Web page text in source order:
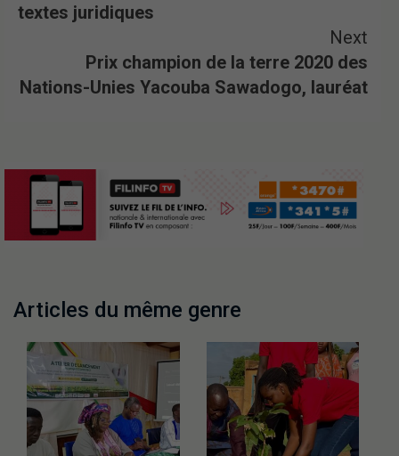
textes juridiques
Next
Prix champion de la terre 2020 des
Nations-Unies Yacouba Sawadogo, lauréat
Articles du même genre